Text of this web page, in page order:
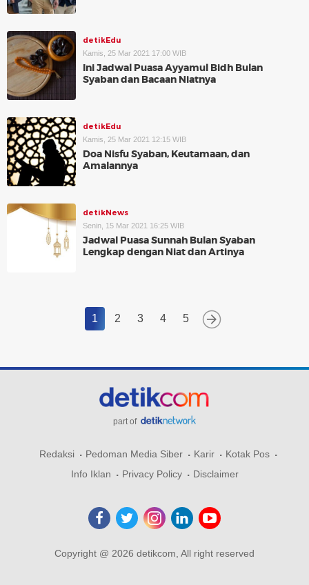
detikEdu
Kamis, 25 Mar 2021 17:00 WIB
Ini Jadwal Puasa Ayyamul Bidh Bulan
Syaban dan Bacaan Niatnya
detikEdu
Kamis, 25 Mar 2021 12:15 WIB
Doa Nisfu Syaban, Keutamaan, dan
Amalannya
detikNews
Senin, 15 Mar 2021 16:25 WIB
Jadwal Puasa Sunnah Bulan Syaban
Lengkap dengan Niat dan Artinya
1 2 3 4 5
part of
Redaksi Pedoman Media Siber Karir
Kotak Pos
Info Iklan
Privacy Policy Disclaimer
Copyright @ 2026 detikcom, All right reserved